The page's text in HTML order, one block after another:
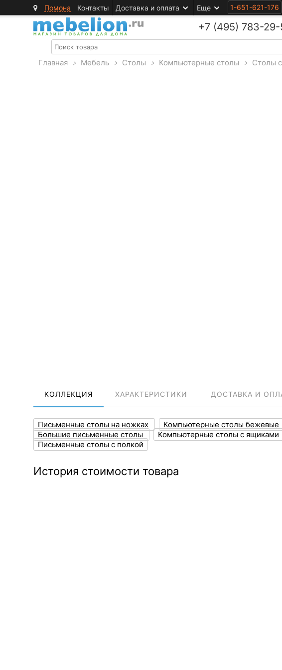
Помона Контакты Доставка и оплата Еще 1-651-621-176
+7 (495) 783-
Главная > Мебель > Столы > Компьютерные столы > Столы
КОЛЛЕКЦИЯ ХАРАКТЕРИСТИКИ ДОСТАВКА И
Письменные столы на ножках Компьютерные столы бежевые
Большие письменные столы
Компьютерные столы с ящиками
Письменные столы с полкой
История стоимости товара